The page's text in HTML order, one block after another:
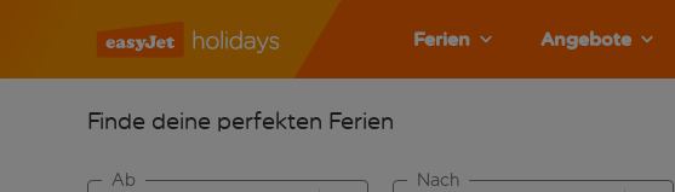
Ferien Angebote
Finde deine perfekten Ferien
Ab Nach